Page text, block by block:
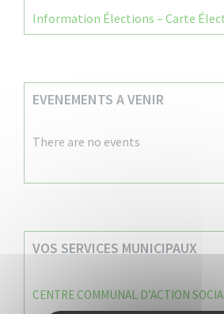
Information Élections – Carte
EVENEMENTS A VENIR
There are no events
VOS SERVICES MUNICIPAUX
CENTRE COMMUNAL D’ACTION